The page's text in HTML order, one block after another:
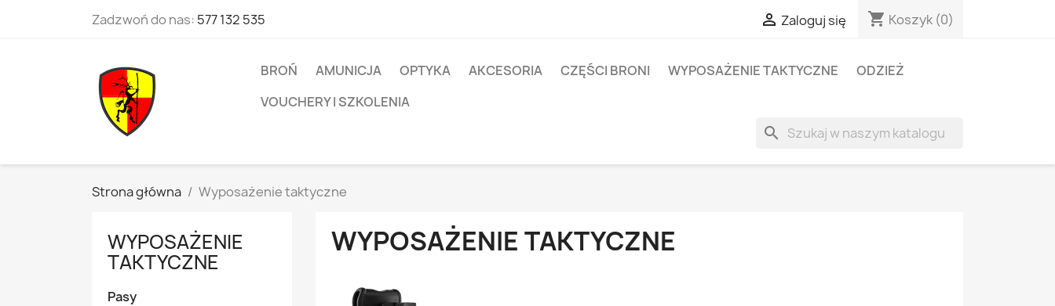
Zadzwoń do nas: 577 132 535  Zaloguj się shopping_cart Koszyk (0)
BROŃ AMUNICJA OPTYKA AKCESORIA CZĘŚCI BRONI WYPOSAŻENIE TAKTYCZNE
ODZIEŻ
VOUCHERY I SZKOLENIA
search
Strona główna Wyposażenie taktyczne
WYPOSAŻENIE
TAKTYCZNE
Pasy
WYPOSAŻENIE TAKTYCZNE